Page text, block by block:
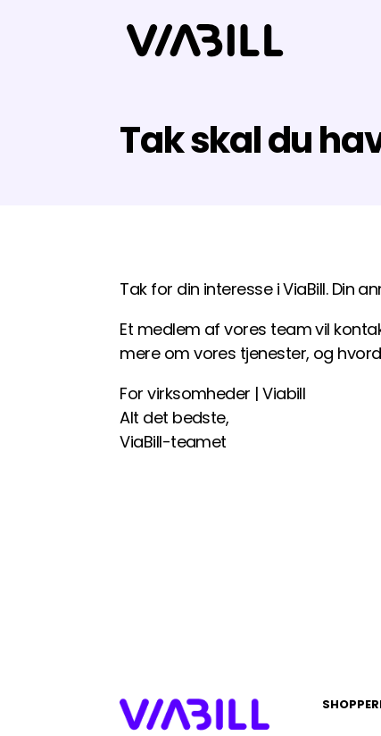
Tak skal du
Tak for din interesse i ViaBill. Din
Et medlem af vores team vil
mere om vores tjenester, og
For virksomheder | Viabill
Alt det bedste,
ViaBill-teamet